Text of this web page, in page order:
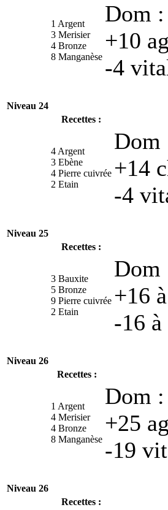
1 Argent
3 Merisier
4 Bronze
8 Manganèse
Dom
+10
-4
Niveau 24
Recettes :
4 Argent
3 Ebène
4 Pierre cuivrée
2 Etain
Dom
+14
-4
Niveau 25
Recettes :
3 Bauxite
5 Bronze
9 Pierre cuivrée
2 Etain
Dom
+16
-16 à
Niveau 26
Recettes :
1 Argent
4 Merisier
4 Bronze
8 Manganèse
Dom
+25
-19
Niveau 26
Recettes :